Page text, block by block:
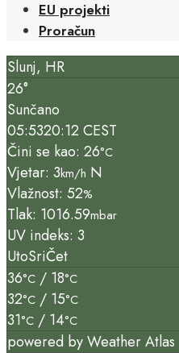
EU projekti
Proračun
Slunj, HR
26°
Sunčano
05:5320:12 CEST
Čini se kao: 26°C
Vjetar: 3km/h N
Vlažnost: 52%
Tlak: 1016.59mbar
UV indeks: 3
UtoSriČet
36°C / 18°C
32°C / 15°C
31°C / 14°C
powered byWeather Atlas